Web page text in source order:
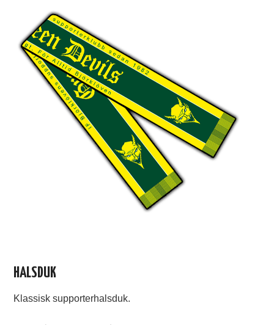
HALSDUK
Klassisk supporterhalsduk.